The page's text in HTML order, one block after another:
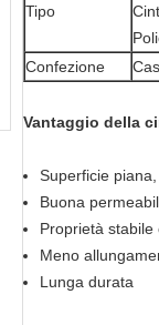
Tipo
Confezione
Vantaggio della
Superficie
Buona
Proprietà
Meno
Lunga durata